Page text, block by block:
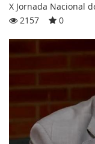
X Jornada Nacional
2157
0